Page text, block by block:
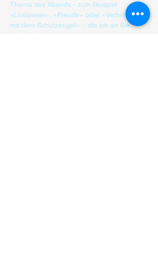
Thema des Abends - zum Beispiel
«Loslassen», «Freude» oder «Verbindung
mit dem Schutzengel» -, die ich an Sie
weitergebe.